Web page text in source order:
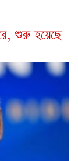
শুরু হয়েছে